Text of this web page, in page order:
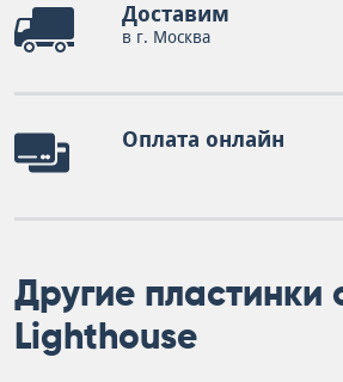
Доставим
в г. Москва
Оплата онлайн
Другие пластинки
Lighthouse